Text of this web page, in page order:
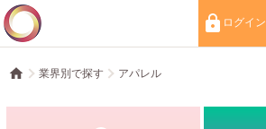
ログイン
業界別で探す アパレル